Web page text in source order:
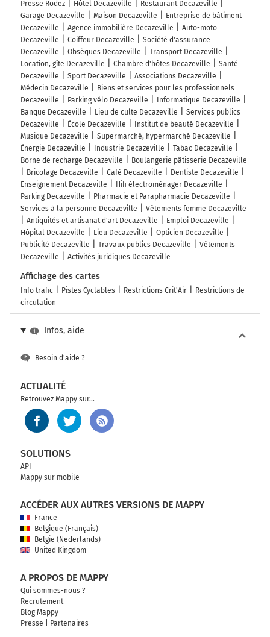
Presse Rodez
Hôtel Decazeville
Restaurant Decazeville
Garage Decazeville
Maison Decazeville
Entreprise de bâtiment
Decazeville
Agence immobilière Decazeville
Auto-moto
Decazeville
Coiffeur Decazeville
Société d'assurance
Decazeville
Obsèques Decazeville
Transport Decazeville
Location, gîte Decazeville
Chambre d'hôtes Decazeville
Santé
Decazeville
Sport Decazeville
Associations Decazeville
Médecin Decazeville
Biens et services pour les professionnels
Decazeville
Parking vélo Decazeville
Informatique Decazeville
Banque Decazeville
Lieu de culte Decazeville
Services publics
Decazeville
École Decazeville
Institut de beauté Decazeville
Musique Decazeville
Supermarché, hypermarché Decazeville
Énergie Decazeville
Industrie Decazeville
Tabac Decazeville
Borne de recharge Decazeville
Boulangerie pâtisserie Decazeville
Bricolage Decazeville
Café Decazeville
Dentiste Decazeville
Enseignement Decazeville
Hifi électroménager Decazeville
Parking Decazeville
Pharmacie et Parapharmacie Decazeville
Services à la personne Decazeville
Vêtements femme Decazeville
Antiquités et artisanat d'art Decazeville
Emploi Decazeville
Hôpital Decazeville
Lieu Decazeville
Opticien Decazeville
Publicité Decazeville
Travaux publics Decazeville
Vêtements
Decazeville
Activités juridiques Decazeville
Affichage des cartes
Info trafic Pistes Cyclables Restrictions Crit'Air
Restrictions de
circulation
Infos, aide
Besoin d'aide ?
ACTUALITÉ
Retrouvez Mappy sur...
SOLUTIONS
API
Mappy sur mobile
ACCÉDER AUX AUTRES VERSIONS DE MAPPY
France
Belgique (Français)
België (Nederlands)
United Kingdom
A PROPOS DE MAPPY
Qui sommes-nous ?
Recrutement
Blog Mappy
Presse
Partenaires